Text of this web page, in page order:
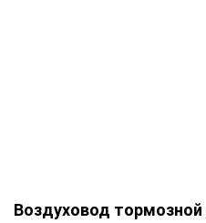
Воздуховод тормозной